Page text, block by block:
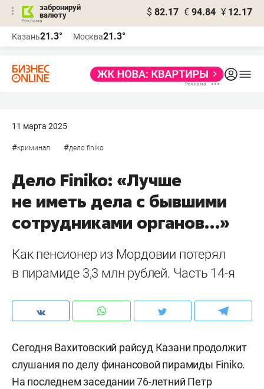
забронируй
валюту
$ 82.17 € 94.84 ¥ 12.17
Казань21.3° Москва21.3°
11 марта 2025
#криминал #дело finiko
Дело Finiko: «Лучше
не иметь дела с бывшими
сотрудниками органов…»
Как пенсионер из Мордовии потерял
в пирамиде 3,3 млн рублей. Часть 14-я
Сегодня Вахитовский райсуд Казани продолжит
слушания по делу финансовой пирамиды Finiko.
На последнем заседании 76-летний Петр